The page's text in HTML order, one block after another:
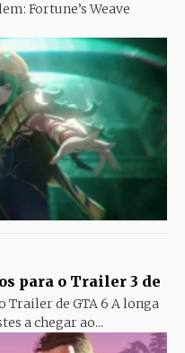
Fortune’s Weave
para o Trailer 3 de
Trailer de GTA 6 A longa
a chegar ao...